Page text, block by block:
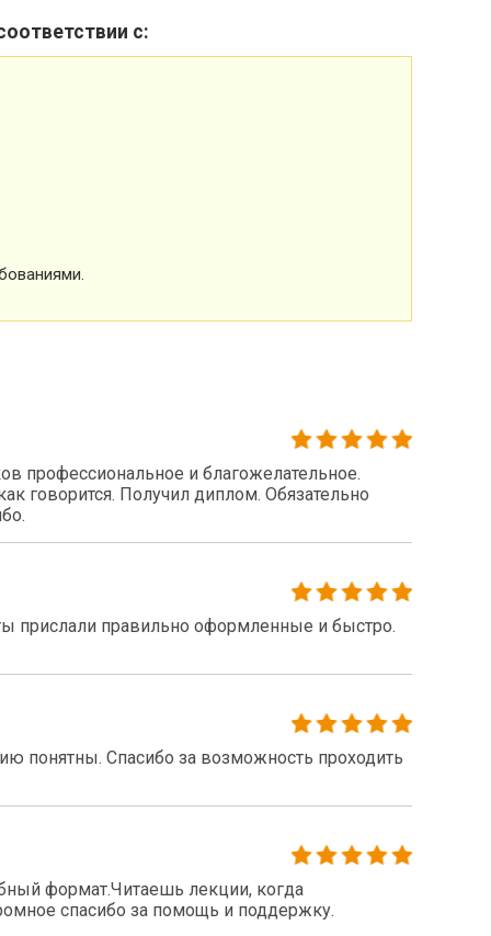
с:
профессиональное и благожелательное.
говорится. Получил диплом. Обязательно
прислали правильно оформленные и быстро.
понятны. Спасибо за возможность проходить
формат.Читаешь лекции, когда
спасибо за помощь и поддержку.